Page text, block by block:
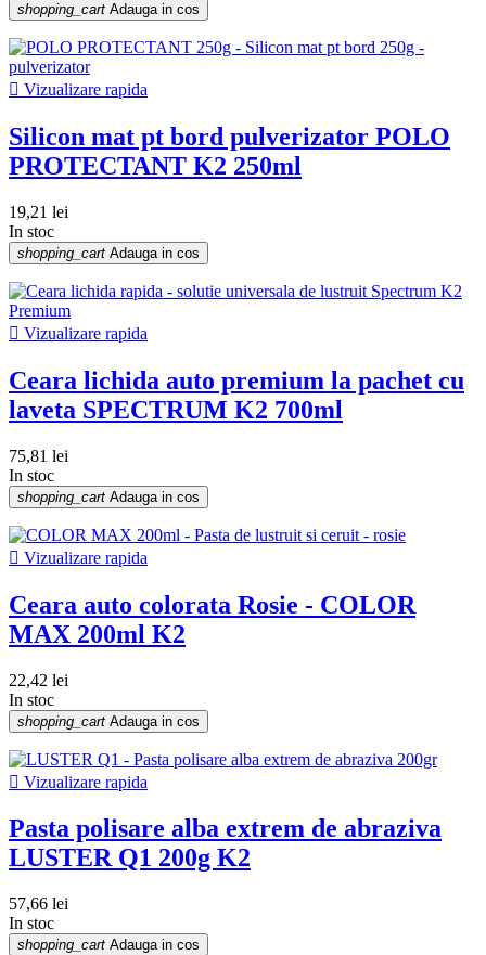
shopping_cart Adauga in cos
 Vizualizare rapida
Silicon mat pt bord pulverizator POLO
PROTECTANT K2 250ml
19,21 lei
In stoc
shopping_cart Adauga in cos
 Vizualizare rapida
Ceara lichida auto premium la pachet cu
laveta SPECTRUM K2 700ml
75,81 lei
In stoc
shopping_cart Adauga in cos
 Vizualizare rapida
Ceara auto colorata Rosie - COLOR
MAX 200ml K2
22,42 lei
In stoc
shopping_cart Adauga in cos
 Vizualizare rapida
Pasta polisare alba extrem de abraziva
LUSTER Q1 200g K2
57,66 lei
In stoc
shopping_cart Adauga in cos